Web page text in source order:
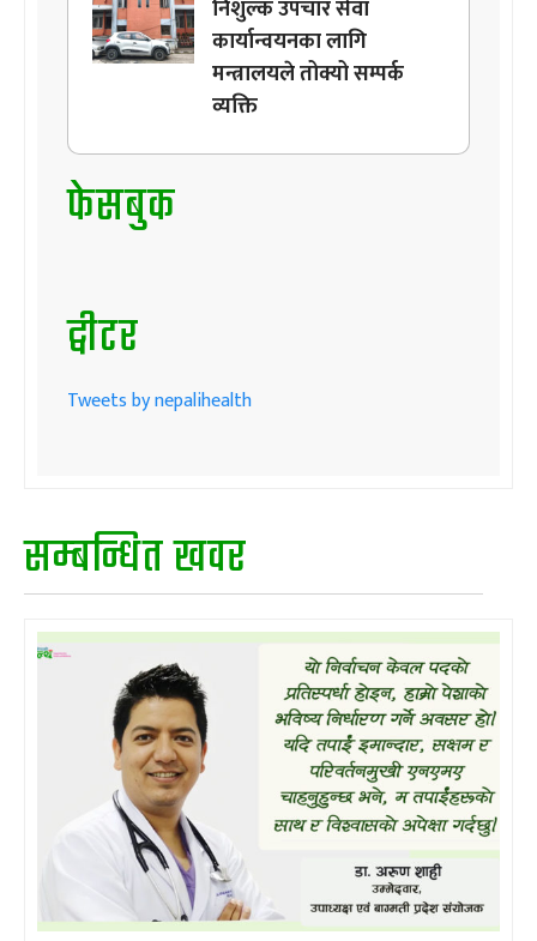
निशुल्क उपचार सेवा
कार्यान्वयनका लागि
मन्त्रालयले तोक्यो सम्पर्क
व्यक्ति
फेसबुक
ट्वीटर
Tweets by nepalihealth
सम्बन्धित खवर